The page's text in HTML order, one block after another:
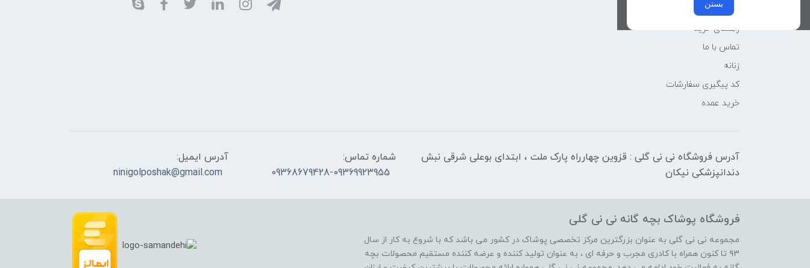
بستن
کوچولوهای نی نی گلی
راهنمای خرید
تماس با ما
زنانه
کد پیگیری سفارشات
خرید عمده
آدرس فروشگاه نی نی گلی : قزوین چهارراه پارک ملت ، ابتدای بوعلی شرقی نبش
دندانپزشکی نیکان
شماره تماس:
09368679428-09369923955
آدرس ایمیل:
ninigolposhak@gmail.com
فروشگاه پوشاک بچه گانه نی نی گلی
مجموعه نی نی گلی به عنوان بزرگترین مرکز تخصصی پوشاک در کشور می باشد که با شروع به کار از سال
۹۳ تا کنون همراه با کادری مجرب و حرفه ای ، به عنوان تولید کننده و عرضه کننده مستقیم محصولات بچه